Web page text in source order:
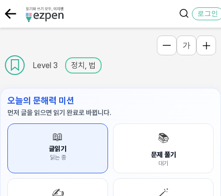
로그인
Level 3 정치, 법
가
오늘의 문해력 미션
먼저 글을 읽으면 읽기 완료로 바뀝니다.
📖
글읽기
읽는 중
📚
문제 풀기
대기
✍️ 🪄